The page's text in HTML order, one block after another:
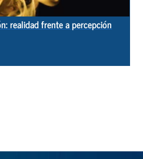
realidad frente a percepción